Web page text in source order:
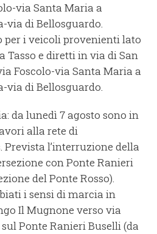
via Santa Maria a
via di Bellosguardo.
i veicoli provenienti lato
e diretti in via di San
Foscolo-via Santa Maria a
via di Bellosguardo.
da lunedì 7 agosto sono in
alla rete di
Prevista l’interruzione della
con Ponte Ranieri
del Ponte Rosso).
i sensi di marcia in
Il Mugnone verso via
Ponte Ranieri Buselli (da